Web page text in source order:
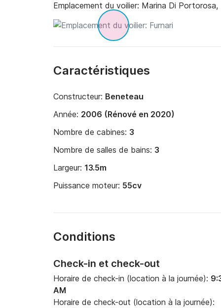
Emplacement du voilier: Marina Di Portorosa,
Caractéristiques
Constructeur: Beneteau
Année: 2006 (Rénové en 2020)
Nombre de cabines: 3
Nombre de salles de bains: 3
Largeur: 13.5m
Puissance moteur: 55cv
Conditions
Check-in et check-out
Horaire de check-in (location à la journée):
AM
Horaire de check-out (location à la journée):